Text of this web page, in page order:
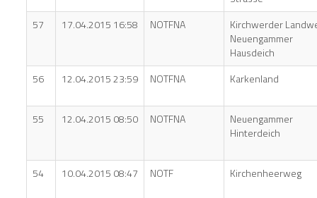
57
17.04.2015 16:58 NOTFNA
Kirchwerder
Neuengammer
Hausdeich
56
12.04.2015 23:59 NOTFNA Karkenland
55 12.04.2015 08:50 NOTFNA
Neuengammer
Hinterdeich
54 10.04.2015 08:47 NOTF Kirchenheerweg